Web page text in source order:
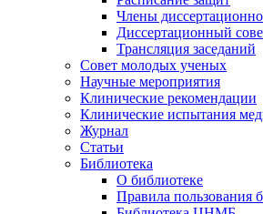
Члены
Диссертационный
Трансляция заседаний
Совет молодых ученых
Научные мероприятия
Клинические рекомендации
Клинические испытания
Журнал
Статьи
Библиотека
О библиотеке
Правила пользования